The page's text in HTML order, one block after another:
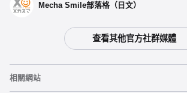
Mecha Smile部落格（日文）
查看其他官方社群媒體
相關網站